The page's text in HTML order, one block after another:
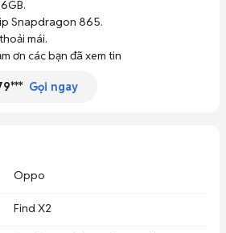
ơn các bạn đã xem tin
Gọi ngay
Oppo
Find X2